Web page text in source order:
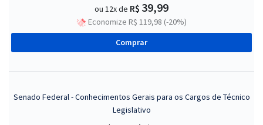
ou 12x de R$ 39,99
Economize R$ 119,98 (-20%)
Comprar
Senado Federal - Conhecimentos Gerais para os Cargos de Técnico
Legislativo